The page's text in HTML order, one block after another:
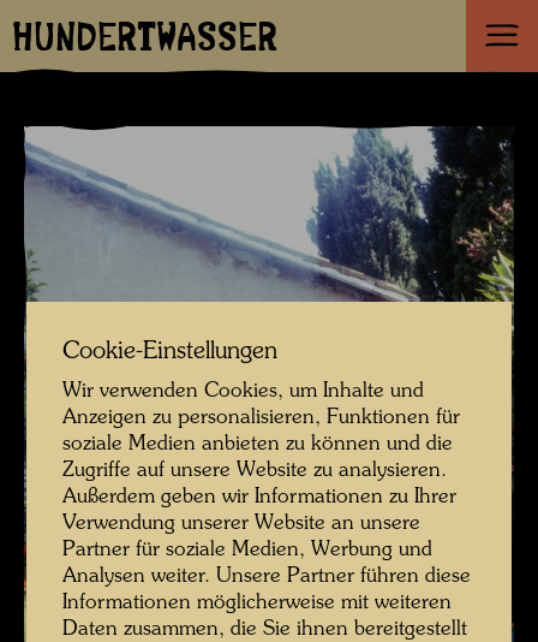
HUNDERTWASSER
Cookie-Einstellungen
Wir verwenden Cookies, um Inhalte und
Anzeigen zu personalisieren, Funktionen für
soziale Medien anbieten zu können und die
Zugriffe auf unsere Website zu analysieren.
Außerdem geben wir Informationen zu Ihrer
Verwendung unserer Website an unsere
Partner für soziale Medien, Werbung und
Analysen weiter. Unsere Partner führen diese
Informationen möglicherweise mit weiteren
Daten zusammen, die Sie ihnen bereitgestellt